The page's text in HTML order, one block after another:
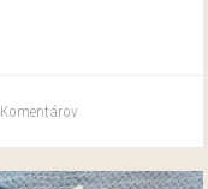
Komentárov